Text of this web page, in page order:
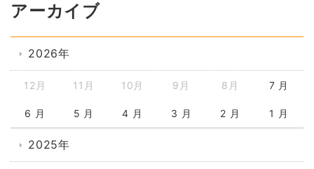
アーカイブ
2026年
12月 11月 10月 9月 8月 7 月
6 月 5 月 4 月 3 月 2 月 1 月
2025年